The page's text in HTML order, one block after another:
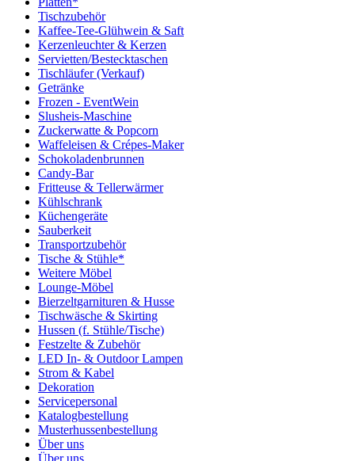
Tischzubehör
Kaffee-Tee-Glühwein & Saft
Kerzenleuchter & Kerzen
Servietten/Bestecktaschen
Tischläufer (Verkauf)
Getränke
Frozen - EventWein
Slusheis-Maschine
Zuckerwatte & Popcorn
Waffeleisen & Crépes-Maker
Schokoladenbrunnen
Candy-Bar
Fritteuse & Tellerwärmer
Kühlschrank
Küchengeräte
Sauberkeit
Transportzubehör
Tische & Stühle*
Weitere Möbel
Lounge-Möbel
Bierzeltgarnituren & Husse
Tischwäsche & Skirting
Hussen (f. Stühle/Tische)
Festzelte & Zubehör
LED In- & Outdoor Lampen
Strom & Kabel
Dekoration
Servicepersonal
Katalogbestellung
Musterhussenbestellung
Über uns
Über uns